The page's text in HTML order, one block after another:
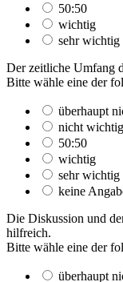
50:50
wichtig
sehr wichtig
Der zeitliche Umfang
Bitte wähle eine der
überhaupt
nicht wichtig
50:50
wichtig
sehr wichtig
keine
Die Diskussion und
hilfreich.
Bitte wähle eine der
überhaupt